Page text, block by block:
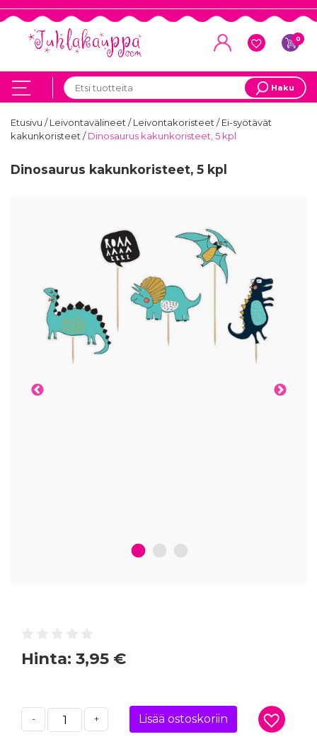
0
Haku
Etusivu /Leivontavälineet/Leivontakoristeet/Ei-syötävät
kakunkoristeet/Dinosaurus kakunkoristeet, 5 kpl
Dinosaurus kakunkoristeet, 5 kpl
1 2 3
Hinta: 3,95 €
- + Lisää ostoskoriin